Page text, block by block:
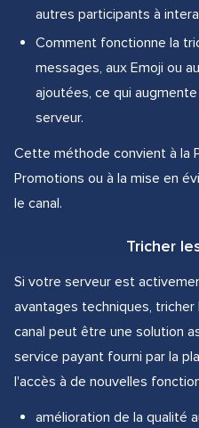
autres participants à
Comment fonctionne la
messages, aux Emoji ou
ajoutées, ce qui
serveur.
Cette méthode convient à la
Promotions ou à la mise en
le canal.
Tricher
Si votre serveur est
avantages techniques,
canal peut être une solution
service payant fourni par la
l'accès à de nouvelles
amélioration de la qualité